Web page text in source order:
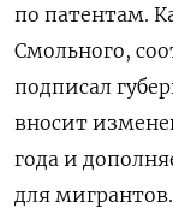
по патентам.
Смольного,
подписал
вносит
года и
для мигрантов.